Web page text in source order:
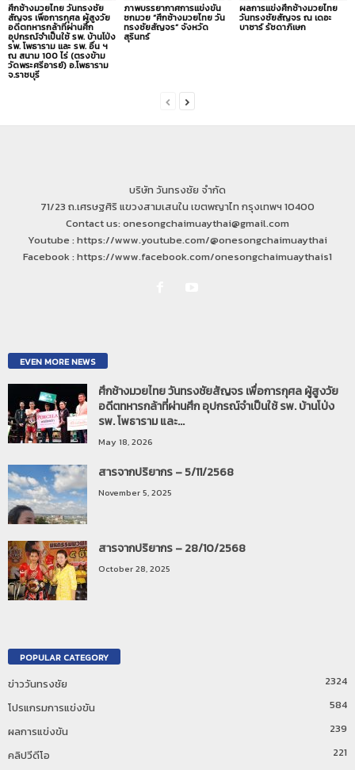
ศึกช้างมวยไทย วันทรงชัย
สัญจร เพื่อการกุศล ผู้สูงวัย
อดีตทหารกล้าที่ผ่านศึก
อุปกรณ์จำเป็นใช้ รพ. บ้านโป่ง
รพ. โพธาราม และ รพ. อื่น ฯ
ณ สนาม 100 ไร่ (ตรงข้าม
วัดพระศรีอารย์) อ.โพธาราม
จ.ราชบุรี
ภาพบรรยากาศการแข่งขัน
ชกมวย “ศึกช้างมวยไทย วัน
ทรงชัยสัญจร” จังหวัด
สุรินทร์
ผลการแข่งศึกช้างมวยไทย
วันทรงชัยสัญจร ณ เดอะ
บาซาร์ รัชดาภิเษก
บริษัท วันทรงชัย จำกัด
71/23 ถ.เศรษฐศิริ แขวงสามเสนใน เขตพญาไท กรุงเทพฯ 10400
Contact us: onesongchaimuaythai@gmail.com
Youtube : https://www.youtube.com/@onesongchaimuaythai
Facebook : https://www.facebook.com/onesongchaimuaythais1
EVEN MORE NEWS
ศึกช้างมวยไทย วันทรงชัยสัญจร เพื่อการกุศล ผู้สูงวัย
อดีตทหารกล้าที่ผ่านศึก อุปกรณ์จำเป็นใช้ รพ. บ้านโป่ง
รพ. โพธาราม และ...
May 18, 2026
สารจากปริยากร – 5/11/2568
November 5, 2025
สารจากปริยากร – 28/10/2568
October 28, 2025
POPULAR CATEGORY
ข่าววันทรงชัย
2324
โปรแกรมการแข่งขัน
584
ผลการแข่งขัน
239
คลิปวีดีโอ
221